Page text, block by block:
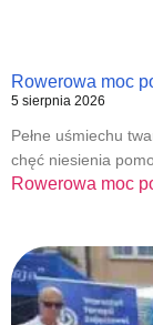
Rowerowa moc
5 sierpnia 2026
Pełne uśmiechu
chęć niesienia
Rowerowa moc